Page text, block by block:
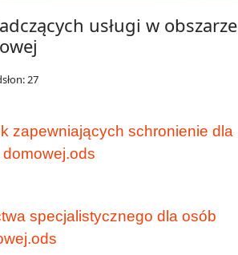
usługi w obszarze
27
zapewniających schronienie dla
specjalistycznego dla osób